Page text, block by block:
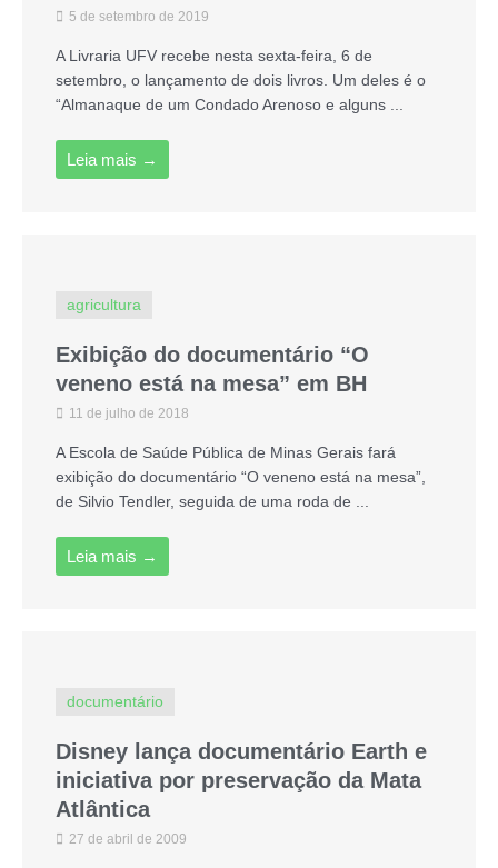
5 de setembro de 2019
A Livraria UFV recebe nesta sexta-feira, 6 de
setembro, o lançamento de dois livros. Um deles é o
“Almanaque de um Condado Arenoso e alguns ...
Leia mais →
agricultura
Exibição do documentário “O
veneno está na mesa” em BH
11 de julho de 2018
A Escola de Saúde Pública de Minas Gerais fará
exibição do documentário “O veneno está na mesa”,
de Silvio Tendler, seguida de uma roda de ...
Leia mais →
documentário
Disney lança documentário Earth e
iniciativa por preservação da Mata
Atlântica
27 de abril de 2009